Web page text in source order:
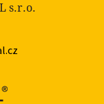
s.r.o.